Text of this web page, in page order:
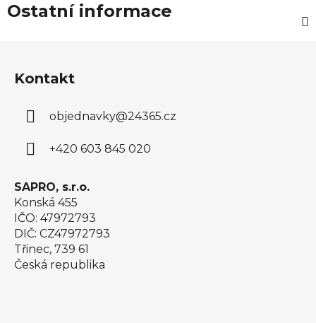
Ostatní informace
Kontakt
objednavky@24365.cz
+420 603 845 020
SAPRO, s.r.o.
Konská 455
IČO: 47972793
DIČ: CZ47972793
Třinec, 739 61
Česká republika